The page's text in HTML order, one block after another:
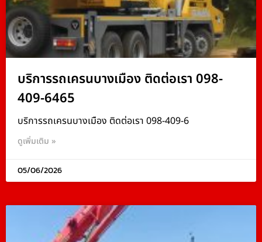
บริการรถเครนบางเมือง ติดต่อเรา 098-
409-6465
บริการรถเครนบางเมือง ติดต่อเรา 098-409-6
ดูเพิ่มเติม »
05/06/2026